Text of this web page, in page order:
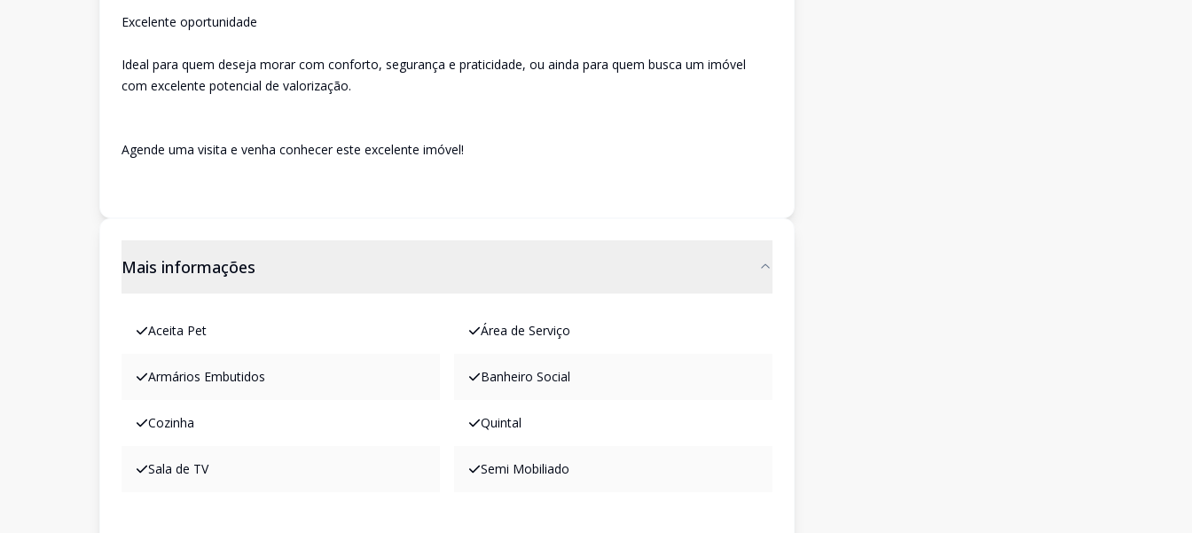
Excelente oportunidade
Ideal para quem deseja morar com conforto, segurança e praticidade, ou ainda para quem busca um imóvel
com excelente potencial de valorização.
Agende uma visita e venha conhecer este excelente imóvel!
Mais informações
Aceita Pet Área de Serviço
Armários Embutidos Banheiro Social
Cozinha Quintal
Sala de TV Semi Mobiliado